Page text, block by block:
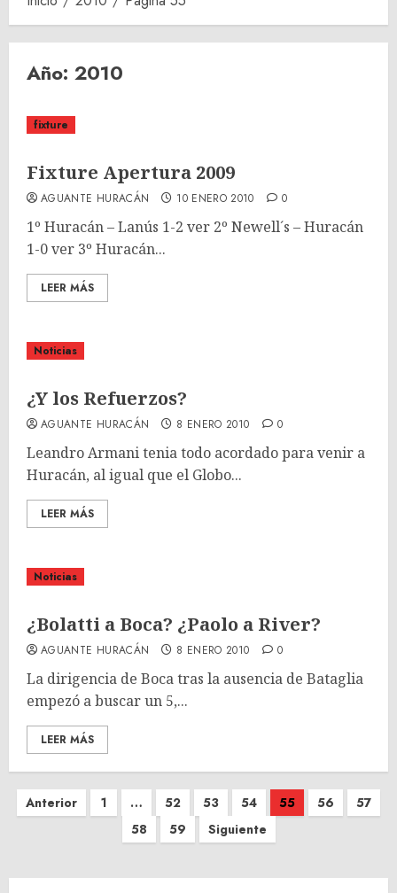
Año: 2010
fixture
Fixture Apertura 2009
AGUANTE HURACÁN 10 ENERO 2010 0
1º Huracán – Lanús 1-2 ver 2º Newell´s – Huracán
1-0 ver 3º Huracán...
LEER MÁS
Noticias
¿Y los Refuerzos?
AGUANTE HURACÁN 8 ENERO 2010 0
Leandro Armani tenia todo acordado para venir a
Huracán, al igual que el Globo...
LEER MÁS
Noticias
¿Bolatti a Boca? ¿Paolo a River?
AGUANTE HURACÁN 8 ENERO 2010 0
La dirigencia de Boca tras la ausencia de Bataglia
empezó a buscar un 5,...
LEER MÁS
Paginación
Anterior 1 … 52 53 54 55 56
57
58
59 Siguiente